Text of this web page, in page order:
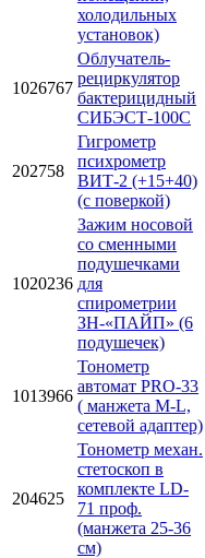
холодильных
установок)
1026767
Облучатель-
рециркулятор
бактерицидный
СИБЭСТ-100С
202758
Гигрометр
психрометр
ВИТ-2 (+15+40)
(с поверкой)
1020236
Зажим носовой
со сменными
подушечками
для
спирометрии
ЗН-«ПАЙП» (6
подушечек)
1013966
Тонометр
автомат PRO-33
( манжета M-L,
сетевой адаптер)
204625
Тонометр механ.
стетоскоп в
комплекте LD-
71 проф.
(манжета 25-36
см)